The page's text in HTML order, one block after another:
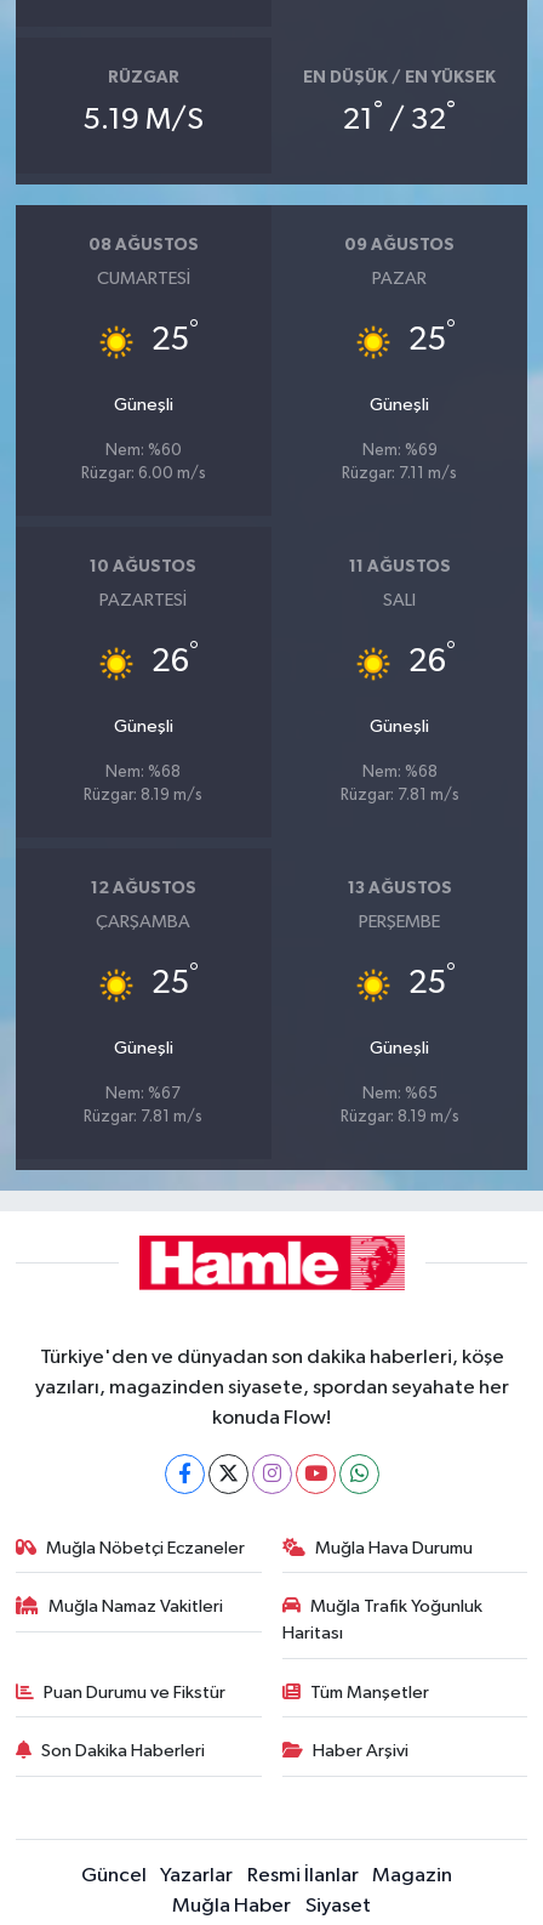
RÜZGAR
5.19 M/S
EN DÜŞÜK / EN YÜKSEK
21 ° / 32°
08 AĞUSTOS
CUMARTESI
25°
Güneşli
Nem: %60
Rüzgar: 6.00 m/s
09 AĞUSTOS
PAZAR
25°
Güneşli
Nem: %69
Rüzgar: 7.11 m/s
10 AĞUSTOS
PAZARTESI
26°
Güneşli
Nem: %68
Rüzgar: 8.19 m/s
11 AĞUSTOS
SALI
26°
Güneşli
Nem: %68
Rüzgar: 7.81 m/s
12 AĞUSTOS
ÇARŞAMBA
25°
Güneşli
Nem: %67
Rüzgar: 7.81 m/s
13 AĞUSTOS
PERŞEMBE
25°
Güneşli
Nem: %65
Rüzgar: 8.19 m/s
Türkiye'den ve dünyadan son dakika haberleri, köşe
yazıları, magazinden siyasete, spordan seyahate her
konuda Flow!
Muğla Nöbetçi Eczaneler Muğla Hava Durumu
Muğla Namaz Vakitleri
Muğla Trafik Yoğunluk
Haritası
Puan Durumu ve Fikstür Tüm Manşetler
Son Dakika Haberleri Haber Arşivi
Güncel Yazarlar Resmi İlanlar
Magazin
Muğla Haber
Siyaset